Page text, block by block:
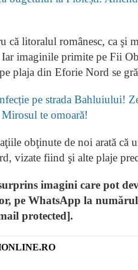
că litoralul românesc, ca şi
imaginile primite pe Fii
plaja din Eforie Nord se
pe strada Bahluiului!
te omoară!
obţinute de noi arată că
vizate fiind şi alte plaje
imagini care pot
pe WhatsApp la
protected].